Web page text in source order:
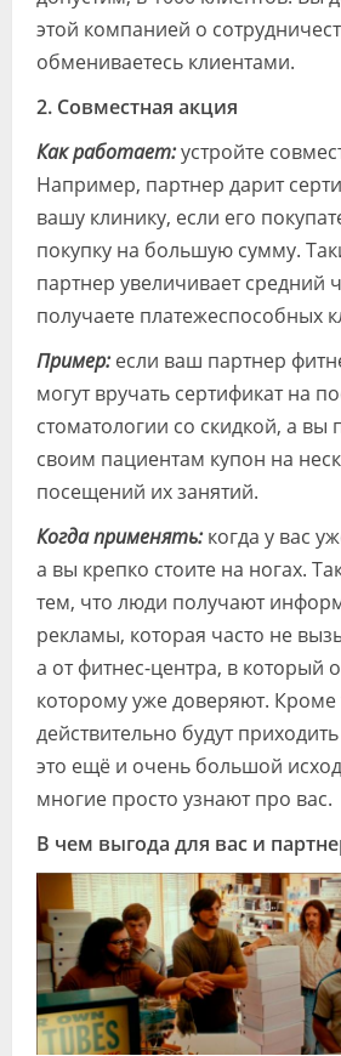
этой компанией о
обмениваетесь клиентами.
2. Совместная акция
Как работает:устройте
Например, партнер дарит
вашу клинику, если его
покупку на большую сумму.
партнер увеличивает средний
получаете платежеспособных
Пример:если ваш партнер
могут вручать сертификат на
стоматологии со скидкой, а вы
своим пациентам купон на
посещений их занятий.
Когда применять:когда у вас
а вы крепко стоите на ногах.
тем, что люди получают
рекламы, которая часто не
а от фитнес-центра, в который
которому уже доверяют. Кроме
действительно будут
это ещё и очень большой
многие просто узнают про вас.
В чем выгода для вас и